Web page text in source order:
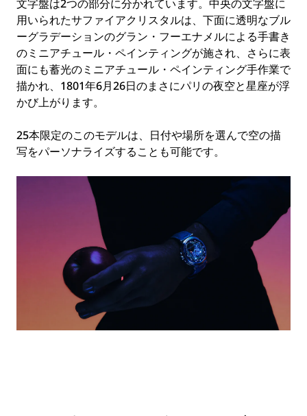
文字盤は2つの部分に分かれています。中央の文字盤に
用いられたサファイアクリスタルは、下面に透明なブル
ーグラデーションのグラン・フーエナメルによる手書き
のミニアチュール・ペインティングが施され、さらに表
面にも蓄光のミニアチュール・ペインティング手作業で
描かれ、1801年6月26日のまさにパリの夜空と星座が浮
かび上がります。
25本限定のこのモデルは、日付や場所を選んで空の描
写をパーソナライズすることも可能です。